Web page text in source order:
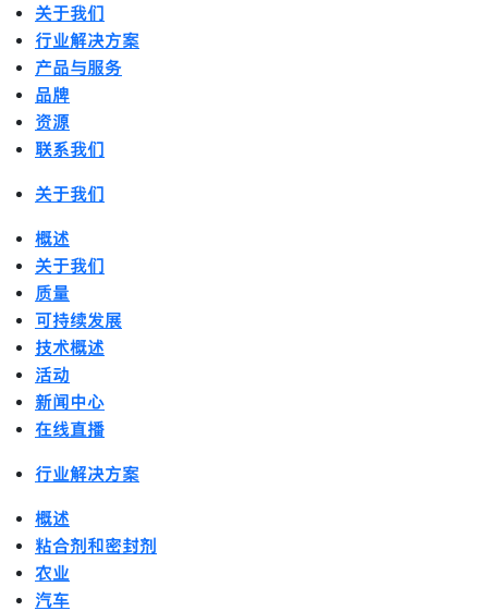
关于我们
行业解决方案
产品与服务
品牌
资源
联系我们
关于我们
概述
关于我们
质量
可持续发展
技术概述
活动
新闻中心
在线直播
行业解决方案
概述
粘合剂和密封剂
农业
汽车